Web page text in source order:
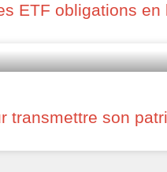
ETF obligations
transmettre son